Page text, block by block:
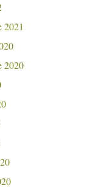
2021
2020